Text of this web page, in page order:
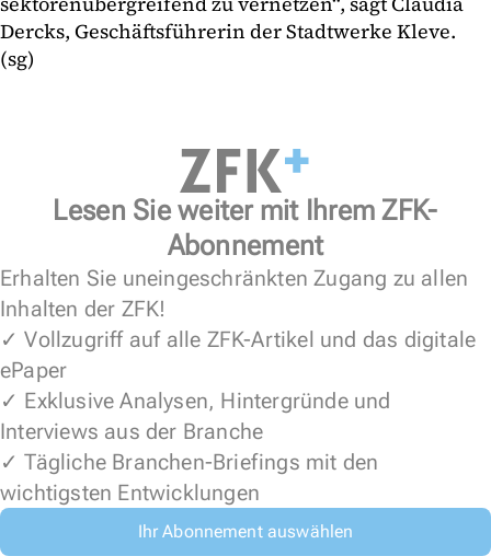
Dercks, Geschäftsführerin der Stadtwerke Kleve.
(sg)
Lesen Sie weiter mit Ihrem ZFK-
Abonnement
Erhalten Sie uneingeschränkten Zugang zu allen
Inhalten der ZFK!
✓ Vollzugriff auf alle ZFK-Artikel und das digitale
ePaper
✓ Exklusive Analysen, Hintergründe und
Interviews aus der Branche
✓ Tägliche Branchen-Briefings mit den
wichtigsten Entwicklungen
Ihr Abonnement auswählen